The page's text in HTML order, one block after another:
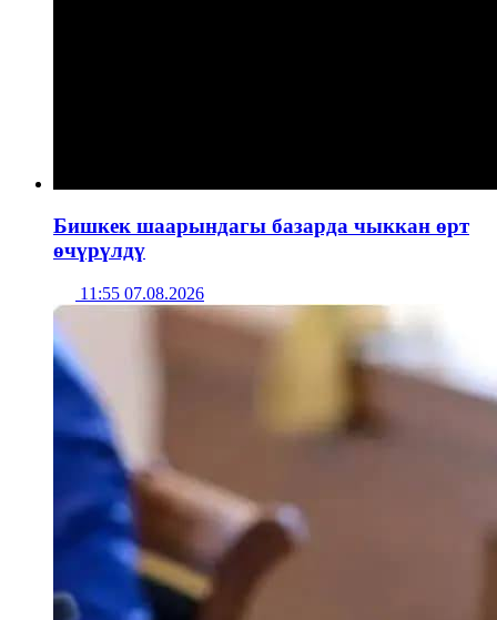
Бишкек шаарындагы базарда чыккан өрт
өчүрүлдү
11:55 07.08.2026